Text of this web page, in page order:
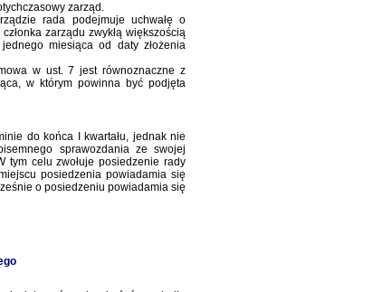
zarząd.
rada podejmuje uchwałę o
zarządu zwykłą większością
miesiąca od daty złożenia
w ust. 7 jest równoznaczne z
w którym powinna być podjęta
do końca I kwartału, jednak nie
sprawozdania ze swojej
tym celu zwołuje posiedzenie rady
posiedzenia powiadamia się
o posiedzeniu powiadamia się